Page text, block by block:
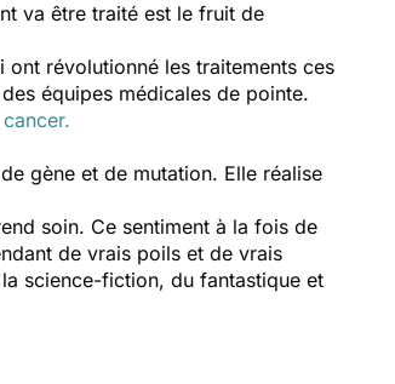
va être traité est le fruit de
ont révolutionné les traitements ces
équipes médicales de pointe.
cancer.
gène et de mutation. Elle réalise
soin. Ce sentiment à la fois de
de vrais poils et de vrais
science-fiction, du fantastique et